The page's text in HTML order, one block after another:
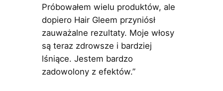
Próbowałem wielu produktów, ale
dopiero Hair Gleem przyniósł
zauważalne rezultaty. Moje włosy
są teraz zdrowsze i bardziej
lśniące. Jestem bardzo
zadowolony z efektów.”